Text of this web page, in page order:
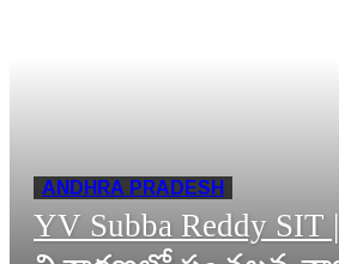
ANDHRA PRADESH
YV Subba Reddy